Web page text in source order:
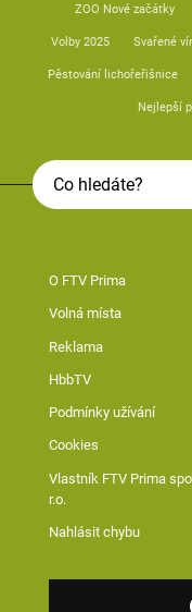
ZOO Nové začátky
Volby 2025 Svařené
Pěstování lichořeřišnice
Nejlepší
O FTV Prima
Volná místa
Reklama
HbbTV
Podmínky užívání
Cookies
Vlastník FTV Prima
r.o.
Nahlásit chybu